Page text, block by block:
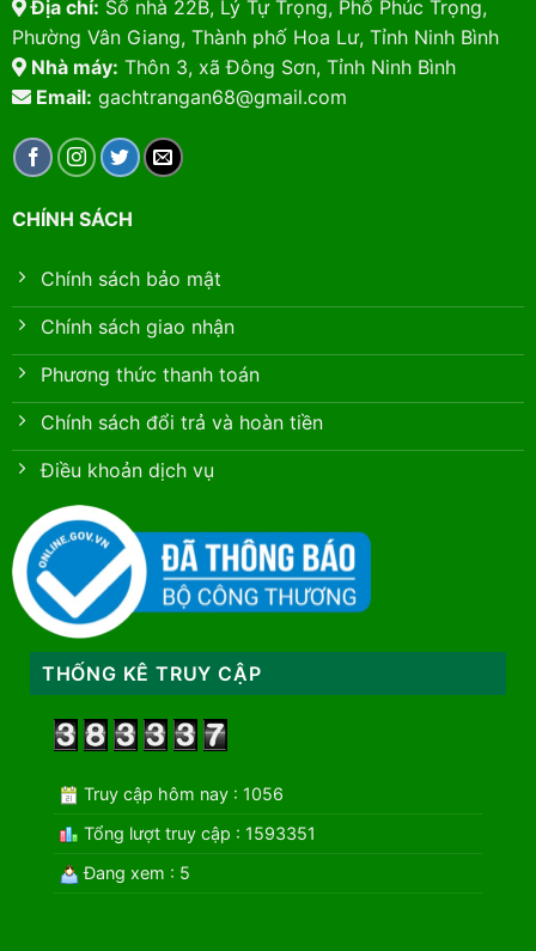
Địa chỉ: Số nhà 22B, Lý Tự Trọng, Phố Phúc Trọng,
Phường Vân Giang, Thành phố Hoa Lư, Tỉnh Ninh Bình
Nhà máy: Thôn 3, xã Đông Sơn, Tỉnh Ninh Bình
Email: gachtrangan68@gmail.com
CHÍNH SÁCH
Chính sách bảo mật
Chính sách giao nhận
Phương thức thanh toán
Chính sách đổi trả và hoàn tiền
Điều khoản dịch vụ
THỐNG KÊ TRUY CẬP
Truy cập hôm nay : 1056
Tổng lượt truy cập : 1593351
Đang xem : 5